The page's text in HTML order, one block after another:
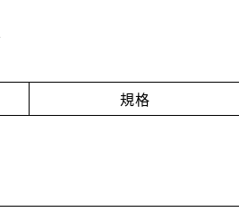
規格